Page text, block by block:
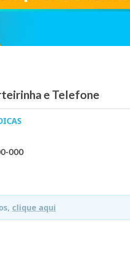
e Telefone
000
clique aqui